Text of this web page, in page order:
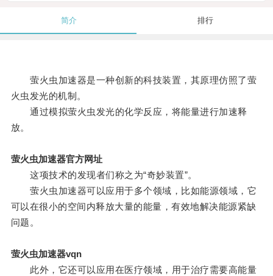
简介 排行
萤火虫加速器是一种创新的科技装置，其原理仿照了萤
火虫发光的机制。
通过模拟萤火虫发光的化学反应，将能量进行加速释
放。
萤火虫加速器官方网址
这项技术的发现者们称之为“奇妙装置”。
萤火虫加速器可以应用于多个领域，比如能源领域，它
可以在很小的空间内释放大量的能量，有效地解决能源紧缺
问题。
萤火虫加速器vqn
此外，它还可以应用在医疗领域，用于治疗需要高能量